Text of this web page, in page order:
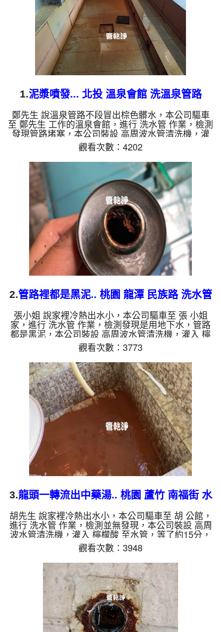
1.泥漿噴發... 北投 溫泉會館 洗溫泉管路
鄭先生 說溫泉管路不段冒出棕色髒水，本公司驅車
至 鄭先生 工作的溫泉會館，進行 洗水管 作業，檢測
發現管路堵塞，本公司裝設 高周波水管清洗機，灌
入 檸檬酸 至水管，等了約15分，開啟 水管清洗機 ，
啟動 螺旋波 模式，一洗就噴出泥漿，沒多久突然變
成灰色泥水，幾個小時後，出水變乾淨出水量也變大
了。 如是自來水，如水管老化，會產生鐵鏽跟泥沙
堆積，洗出來的水就會是咖啡色，地下水含有氧化
錳，管壁上會結成黑色管垢，洗出來的水會跟石油一
樣黑，有些洗出綠色的水，是因為裡面有銅的物質，
生鏽產生銅綠，如是藍...
觀看次數：4202
2.管路裡都是黑泥.. 桃園 龍潭 民族路 洗水管
張小姐 說家裡冷熱出水小，本公司驅車至 張 小姐
家，進行 洗水管 作業，檢測發現是用地下水，管路
都是黑泥，本公司裝設 高周波水管清洗機，灌入 檸
檬酸 至水管，等了約15分，開啟 水管清洗機 ，啟動
螺旋波 模式，一洗就流出髒水，突然變成泥水，四
個多小時後，出水恢復正常了。 如是自來水，如水
管老化，會產生鐵鏽跟泥沙堆積，洗出來的水就會是
咖啡色，地下水含有氧化錳，管壁上會結成黑色管
垢，洗出來的水會跟石油一樣黑，有些洗出綠色的
水，是因為裡面有銅的物質，生鏽產生銅綠，如是藍
色的水，是因為水龍頭合...
觀看次數：3773
3.龍頭一轉流出中藥湯.. 桃園 蘆竹 南福街 水
管清洗
胡先生 說家裡冷熱出水小，本公司驅車至 胡 公館，
進行 洗水管 作業，檢測並無發現，本公司裝設 高周
波水管清洗機，灌入 檸檬酸 至水管，等了約15分，
開啟 水管清洗機 ，啟動 螺旋波 模式，一洗就流出髒
水，突然變成棕色泥水，濃郁的跟中藥湯一樣，二個
多小時後，出水恢復正常了。 如是自來水，如水管
老化，會產生鐵鏽跟泥沙堆積，洗出來的水就會是咖
啡色，地下水含有氧化錳，管壁上會結成黑色管垢，
洗出來的水會跟石油一樣黑，有些洗出綠色的水，是
因為裡面有銅的物質，生鏽產生銅綠，如是藍色的
水，是因為水龍頭合...
觀看次數：3948